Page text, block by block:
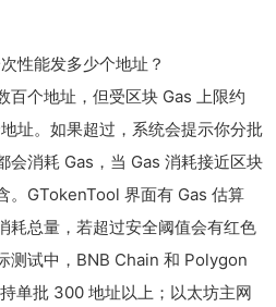
性能发多少个地址？
百个地址，但受区块 Gas 上限约
址。如果超过，系统会提示你分批
会消耗 Gas，当 Gas 消耗接近区块
。GTokenTool 界面有 Gas 估算
耗总量，若超过安全阈值会有红色
测试中，BNB Chain 和 Polygon
单批 300 地址以上；以太坊主网